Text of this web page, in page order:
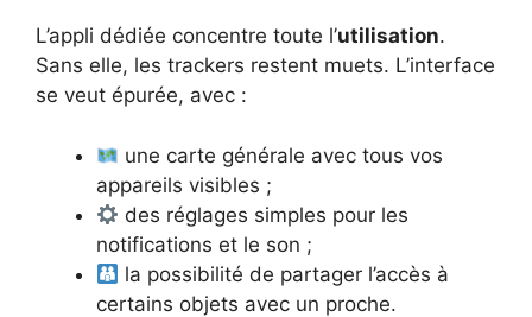
L’appli dédiée concentre toute l’utilisation.
Sans elle, les trackers restent muets. L’interface
se veut épurée, avec :
une carte générale avec tous vos
appareils visibles ;
des réglages simples pour les
notifications et le son ;
la possibilité de partager l’accès à
certains objets avec un proche.